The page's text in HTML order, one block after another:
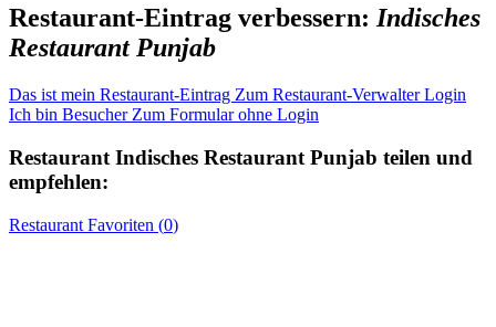
Restaurant-Eintrag verbessern:Indisches
Restaurant Punjab
Das ist mein Restaurant-Eintrag Zum Restaurant-Verwalter Login
Ich bin Besucher Zum Formular ohne Login
Restaurant Indisches Restaurant Punjab teilen und
empfehlen:
Restaurant Favoriten (0)